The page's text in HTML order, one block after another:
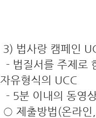
3) 법사랑 캠페인
- 법질서를 주제로
자유형식의 UCC
- 5분 이내의 동영
○ 제출방법(온라인